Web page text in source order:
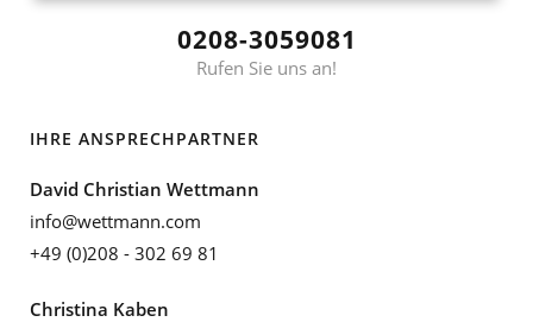
0208-3059081
Rufen Sie uns an!
IHRE ANSPRECHPARTNER
David Christian Wettmann
info@wettmann.com
+49 (0)208 - 302 69 81
Christina Kaben